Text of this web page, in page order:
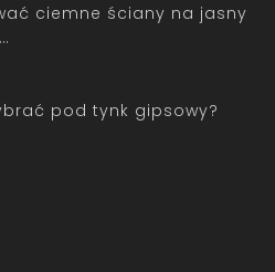
ciemne ściany na jasny
pod tynk gipsowy?